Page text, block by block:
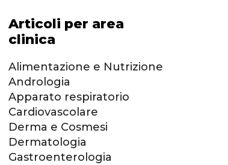
Articoli per area
clinica
Alimentazione e Nutrizione
Andrologia
Apparato respiratorio
Cardiovascolare
Derma e Cosmesi
Dermatologia
Gastroenterologia